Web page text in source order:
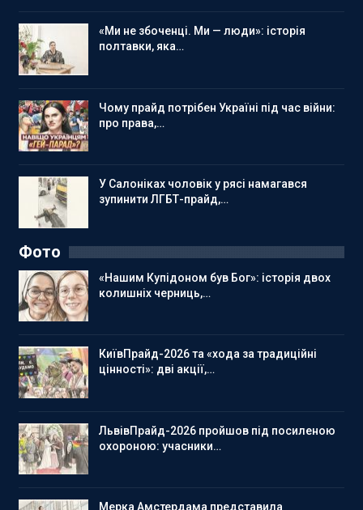
«Ми не збоченці. Ми — люди»: історія
полтавки, яка…
Чому прайд потрібен Україні під час війни:
про права,…
У Салоніках чоловік у рясі намагався
зупинити ЛГБТ-прайд,…
Фото
«Нашим Купідоном був Бог»: історія двох
колишніх черниць,…
КиївПрайд-2026 та «хода за традиційні
цінності»: дві акції,…
ЛьвівПрайд-2026 пройшов під посиленою
охороною: учасники…
Мерка Амстердама представила